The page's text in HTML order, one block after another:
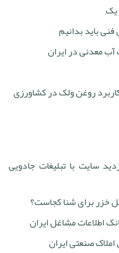
یک
باید بدانیم
معدنی در ایران
سایت با تبلیغات جادویی
خزر برای شنا کجاست؟
اطلاعات مشاغل ایران
صنعتی ایران